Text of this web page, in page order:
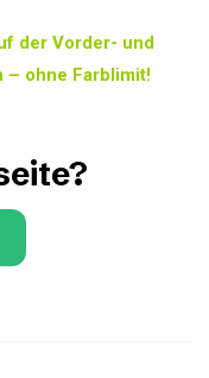
der Vorder- und
– ohne Farblimit!